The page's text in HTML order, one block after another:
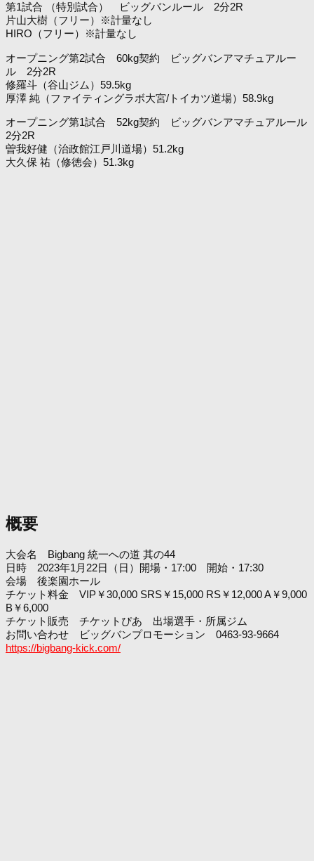
第1試合 （特別試合） ビッグバンルール 2分2R
片山大樹（フリー）※計量なし
HIRO（フリー）※計量なし
オープニング第2試合 60kg契約 ビッグバンアマチュアルー
ル 2分2R
修羅斗（谷山ジム）59.5kg
厚澤 純（ファイティングラボ大宮/トイカツ道場）58.9kg
オープニング第1試合 52kg契約 ビッグバンアマチュアルール
2分2R
曽我好健（治政館江戸川道場）51.2kg
大久保 祐（修徳会）51.3kg
概要
大会名 Bigbang 統一への道 其の44
日時 2023年1月22日（日）開場・17:00 開始・17:30
会場 後楽園ホール
チケット料金 VIP￥30,000 SRS￥15,000 RS￥12,000 A￥9,000
B￥6,000
チケット販売 チケットぴあ 出場選手・所属ジム
お問い合わせ ビッグバンプロモーション 0463-93-9664
https://bigbang-kick.com/